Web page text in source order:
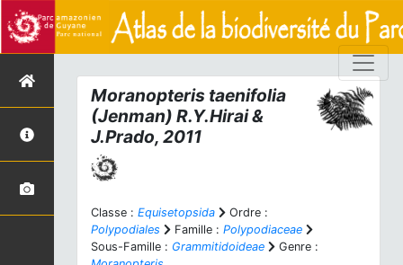
Moranopteris taenifolia
(Jenman) R.Y.Hirai &
J.Prado, 2011
Classe : Equisetopsida
Ordre :
Polypodiales
Famille : Polypodiaceae
Sous-Famille : Grammitidoideae
Genre :